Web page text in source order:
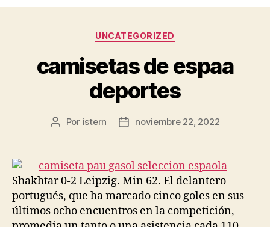
Categorías
UNCATEGORIZED
camisetas de espaa
deportes
Autor
entrada
Por istern
Fecha
entrada
noviembre 22, 2022
Shakhtar 0-2 Leipzig. Min 62. El delantero
portugués, que ha marcado cinco goles en sus
últimos ocho encuentros en la competición,